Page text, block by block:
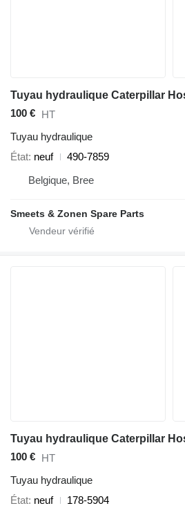
100 € HT
Tuyau hydraulique
État neuf
490-7859
Belgique, Bree
Smeets & Zonen Spare Parts
Tuyau hydraulique Caterpillar
100 € HT
Tuyau hydraulique
État neuf
178-5904